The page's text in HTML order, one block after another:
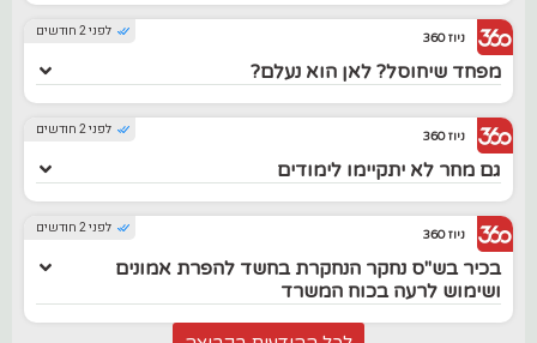
לפני 2 חודשים ניוז 360
מפחד שיחוסל? לאן הוא נעלם?
לפני 2 חודשים ניוז 360
גם מחר לא יתקיימו לימודים
לפני 2 חודשים ניוז 360
בכיר בש"ס נחקר הנחקרת בחשד להפרת אמונים
ושימוש לרעה בכוח המשרד